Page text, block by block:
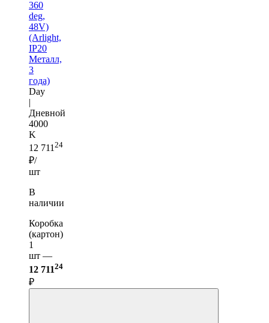
360
deg,
48V)
(Arlight,
IP20
Металл,
3
года)
Day
|
Дневной
4000
K
12 711 24
₽/
шт
В
наличии
Коробка
(картон)
1
шт —
12 71124
₽